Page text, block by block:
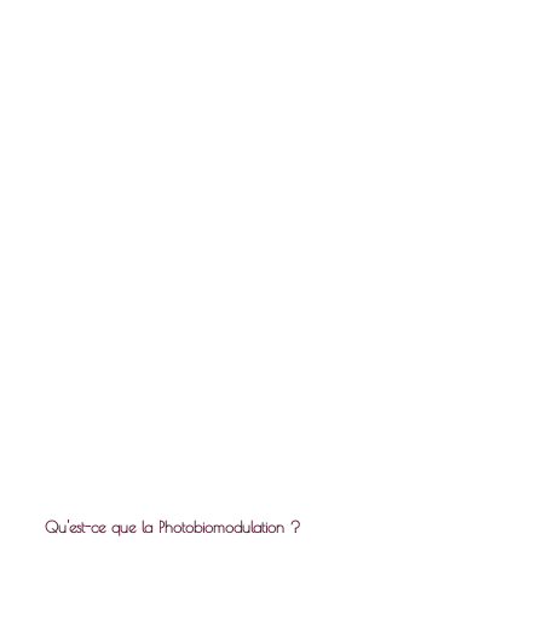
Qu'est-ce que la Photobiomodulation ?